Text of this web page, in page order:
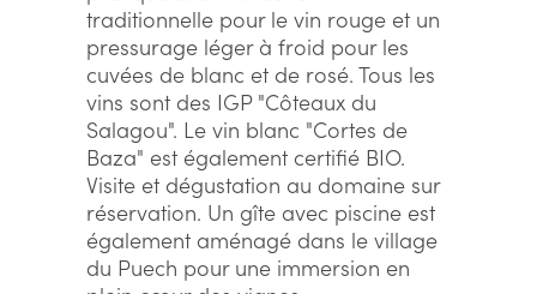
traditionnelle pour le vin rouge et un
pressurage léger à froid pour les
cuvées de blanc et de rosé. Tous les
vins sont des IGP "Côteaux du
Salagou". Le vin blanc "Cortes de
Baza" est également certifié BIO.
Visite et dégustation au domaine sur
réservation. Un gîte avec piscine est
également aménagé dans le village
du Puech pour une immersion en